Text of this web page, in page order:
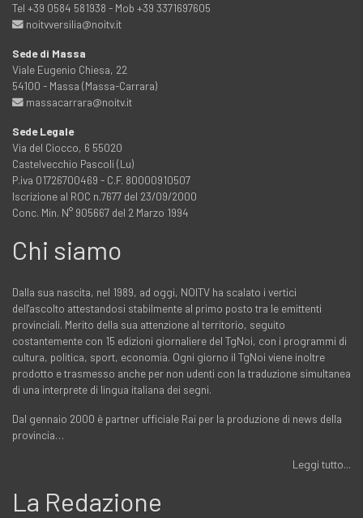
Tel +39 0584 581938 - Mob +39 3371697605
noitvversilia@noitv.it
Sede di Massa
Viale Eugenio Chiesa, 22
54100 - Massa (Massa-Carrara)
massacarrara@noitv.it
Sede Legale
Via del Ciocco, 6 55020
Castelvecchio Pascoli (Lu)
P.iva 01726700469 - C.F. 80000910507
Iscrizione al ROC n.7677 del 23/09/2000
Conc. Min. N° 905667 del 2 Marzo 1994
Chi siamo
Dalla sua nascita, nel 1989, ad oggi, NOITV ha scalato i vertici
dell'ascolto attestandosi stabilmente al primo posto tra le emittenti
provinciali. Merito della sua attenzione al territorio, seguito
costantemente con 15 edizioni giornaliere del TgNoi, con i programmi di
cultura, politica, sport, economia. Ogni giorno il TgNoi viene inoltre
prodotto e trasmesso anche per non udenti con la traduzione simultanea
di una interprete di lingua italiana dei segni.
Dal gennaio 2000 è partner ufficiale Rai per la produzione di news della
provincia…
Leggi tutto...
La Redazione